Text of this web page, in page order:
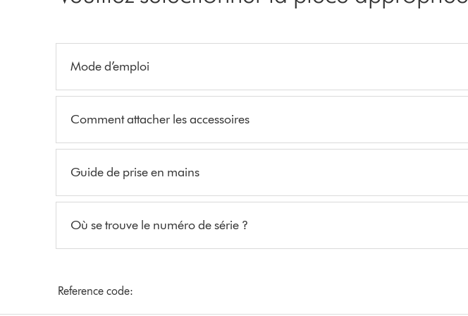
Mode d’emploi
Comment attacher les accessoires
Guide de prise en mains
Où se trouve le numéro de série ?
Reference code: